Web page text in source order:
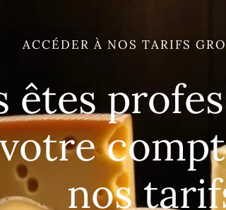
ACCÉDER À NOS TARIFS
êtes
nos